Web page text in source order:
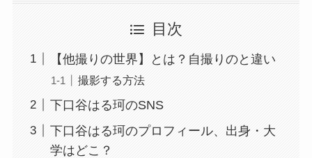
目次
【他撮りの世界】とは？自撮りのと違い
撮影する方法
下口谷はる珂のSNS
下口谷はる珂のプロフィール、出身・大
学はどこ？